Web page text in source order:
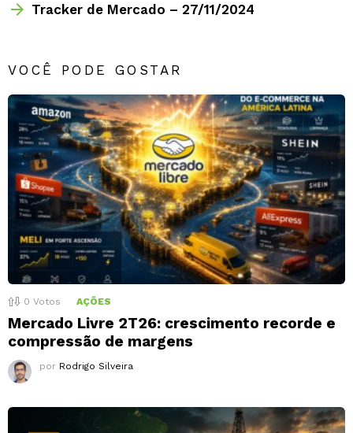
Tracker de Mercado – 27/11/2024
VOCÊ PODE GOSTAR
0 Votos AÇÕES
Mercado Livre 2T26: crescimento recorde e
compressão de margens
por Rodrigo Silveira